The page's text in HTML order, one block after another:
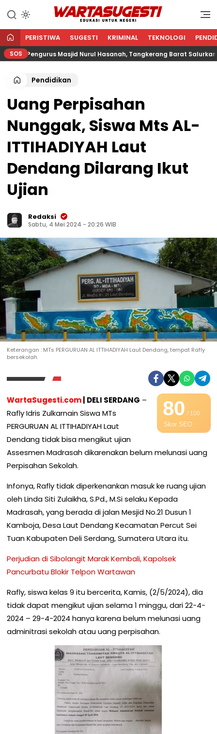
WARTA SUGESTI √ EDUKASI
Edukasi Untuk Negeri
PERISTIWA SUGESTI KRIMINAL TEKNOLOGI
SOS
Pengurus Masjid Nurul Hasanah, Tangkerang Barat Salurkan
Pendidikan
Uang Perpisahan
Nunggak, Siswa Mts AL-
ITTIHADIYAH Laut
Dendang Dilarang Ikut
Ujian
Redaksi
Sabtu, 4 Mei 2024 - 20:26 WIB
Keterangan : MTs PERGURUAN AL ITTIHADIYAH Laut Dendang, tempat Rafly
bersekolah.
80/ 100
Skor SEO
WartaSugesti.com| DELI SERDANG –
Rafly Idris Zulkarnain Siswa MTs
PERGURUAN AL ITTIHADIYAH Laut
Dendang tidak bisa mengikut ujian
Assesmen Madrasah dikarenakan belum melunasi uang
Perpisahan Sekolah.
Infonya, Rafly tidak diperkenankan masuk ke ruang ujian
oleh Linda Siti Zulaikha, S.Pd., M.Si selaku Kepada
Madrasah, yang berada di jalan Mesjid No.21 Dusun 1
Kamboja, Desa Laut Dendang Kecamatan Percut Sei
Tuan Kabupaten Deli Serdang, Sumatera Utara itu.
Perjudian di Sibolangit Marak Kembali, Kapolsek
Pancurbatu Blokir Telpon Wartawan
Rafly, siswa kelas 9 itu bercerita, Kamis, (2/5/2024), dia
tidak dapat mengikut ujian selama 1 minggu, dari 22-4-
2024 – 29-4-2024 hanya karena belum melunasi uang
adminitrasi sekolah atau uang perpisahan.